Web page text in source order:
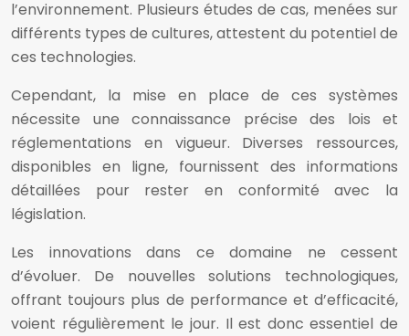
l’environnement. Plusieurs études de cas, menées sur
différents types de cultures, attestent du potentiel de
ces technologies.
Cependant, la mise en place de ces systèmes
nécessite une connaissance précise des lois et
réglementations en vigueur. Diverses ressources,
disponibles en ligne, fournissent des informations
détaillées pour rester en conformité avec la
législation.
Les innovations dans ce domaine ne cessent
d’évoluer. De nouvelles solutions technologiques,
offrant toujours plus de performance et d’efficacité,
voient régulièrement le jour. Il est donc essentiel de